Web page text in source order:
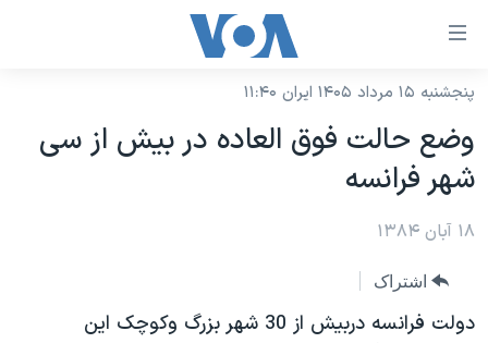
لینکهای
دسترسی
جهش
محتوای
اصلی
جهش
صفحه
اصلی
نسخه سبک وب‌سایت
موضوع ها
ایران
آمریکا
جهان
برنامه های تلویزیونی
جدول برنامه ها
صفحه‌های ویژه
پنجشنبه ۱۵ مرداد ۱۴۰۵ ایران ۱۱:۴۰
وضع حالت فوق العاده در بيش از سی
شهر فرانسه
۱۸ آبان ۱۳۸۴
اشتراک
دولت فرانسه دربيش از 30 شهر بزرگ وکوچک اين